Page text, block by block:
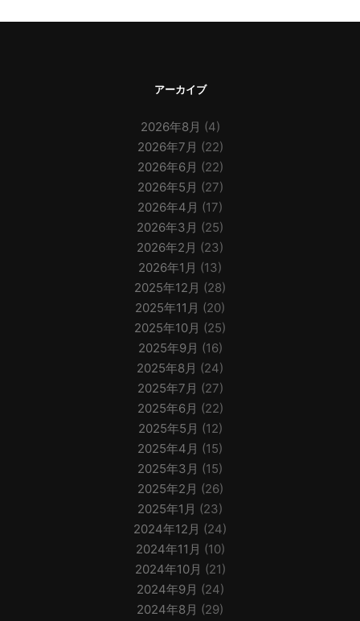
アーカイブ
2026年8月 (4)
2026年7月 (22)
2026年6月 (22)
2026年5月 (27)
2026年4月 (17)
2026年3月 (25)
2026年2月 (23)
2026年1月 (13)
2025年12月 (28)
2025年11月 (20)
2025年10月 (25)
2025年9月 (16)
2025年8月 (24)
2025年7月 (27)
2025年6月 (22)
2025年5月 (12)
2025年4月 (15)
2025年3月 (15)
2025年2月 (26)
2025年1月 (23)
2024年12月 (24)
2024年11月 (10)
2024年10月 (21)
2024年9月 (24)
2024年8月 (29)